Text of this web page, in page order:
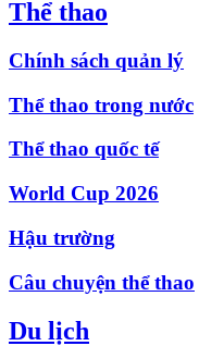
Thể thao
Chính sách quản lý
Thể thao trong nước
Thể thao quốc tế
World Cup 2026
Hậu trường
Câu chuyện thể thao
Du lịch